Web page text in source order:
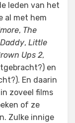
leden van het
al met hem
, The
, Little
Ups 2,
en
En daarin
zoveel films
of ze
Zulke innige